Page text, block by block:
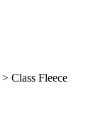
> Class Fleece